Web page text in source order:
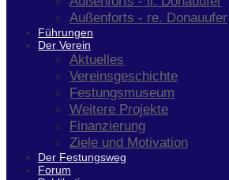
Außenforts - re. Donauufer
Führungen
Der Verein
Aktuelles
Vereinsgeschichte
Festungsmuseum
Weitere Projekte
Finanzierung
Ziele und Motivation
Der Festungsweg
Forum